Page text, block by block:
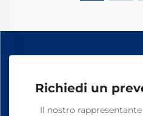
Richiedi un
Il nostro